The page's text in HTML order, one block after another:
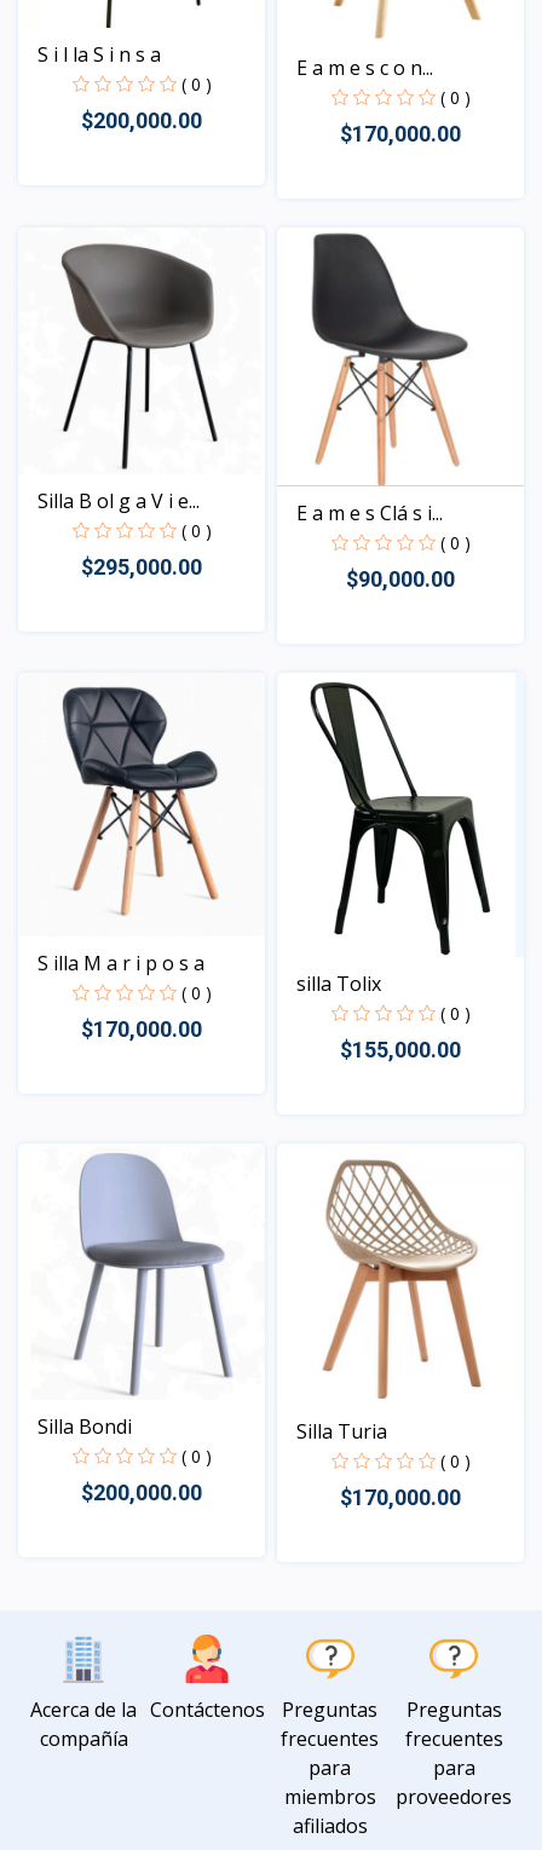
S i l la S i n s a
( 0 )
$200,000.00
E a m e s c o n...
( 0 )
$170,000.00
Silla B ol g a V i e...
( 0 )
$295,000.00
E a m e s Clá s i...
( 0 )
$90,000.00
S illa M a r i p o s a
( 0 )
$170,000.00
silla Tolix
( 0 )
$155,000.00
Silla Bondi
( 0 )
$200,000.00
Silla Turia
( 0 )
$170,000.00
Acerca de la
compañía
Contáctenos
Preguntas
frecuentes
para
miembros
afiliados
Preguntas
frecuentes
para
proveedores